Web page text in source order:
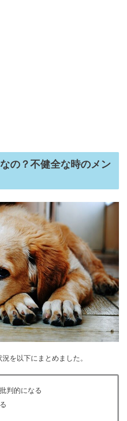
の？不健全な時のメン
を以下にまとめました。
判的になる